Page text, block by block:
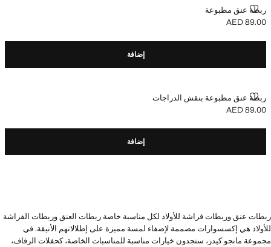
ربطة عنق مطبوعة
ربطة عنق مطبوعة
السعر الحالي [AED 89.00 ]
AED 89.00
إضافة
ربطة عنق مطبوعة بنقش الدراجات
ربطة عنق مطبوعة بنقش الدراجات
السعر الحالي [AED 89.00 ]
AED 89.00
إضافة
ربطات عنق وربطات فراشة للأولاد لكل مناسبة خاصة ربطات العنق وربطات الفراشة
للأولاد هي إكسسوارات مصممة لإضفاء لمسة مميزة على إطلالاتهم الأنيقة. في
مجموعة مانجو كيدز، ستجدون خيارات مناسبة للمناسبات الخاصة، كحفلات الزفاف،